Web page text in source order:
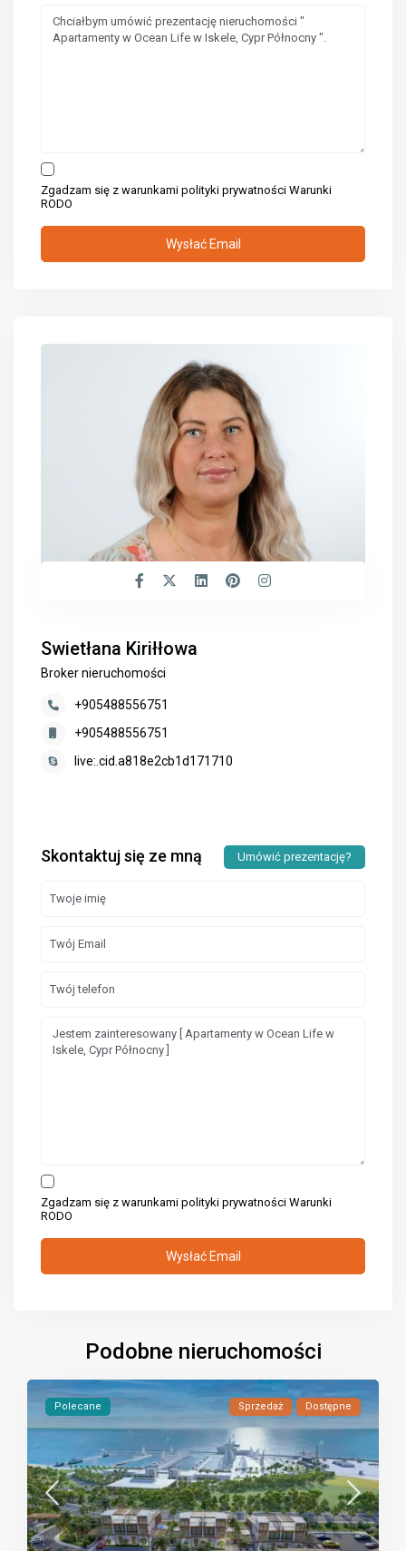
Zgadzam się z warunkami polityki prywatnościWarunki
RODO
Swietłana Kiriłłowa
Broker nieruchomości
+905488556751
+905488556751
live:.cid.a818e2cb1d171710
Skontaktuj się ze mną Umówić prezentację?
Zgadzam się z warunkami polityki prywatnościWarunki
RODO
Podobne nieruchomości
Polecane Sprzedaż Dostępne